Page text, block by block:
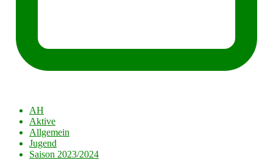
AH
Aktive
Allgemein
Jugend
Saison 2023/2024